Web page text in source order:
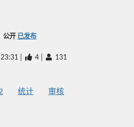
公开 已发布
4 131
统计 审核